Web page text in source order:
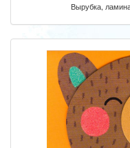
Вырубка,